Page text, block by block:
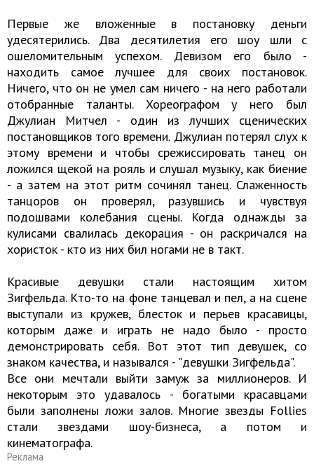
Первые же вложенные в постановку деньги
удесятерились. Два десятилетия его шоу шли с
ошеломительным успехом. Девизом его было -
находить самое лучшее для своих постановок.
Ничего, что он не умел сам ничего - на него работали
отобранные таланты. Хореографом у него был
Джулиан Митчел - один из лучших сценических
постановщиков того времени. Джулиан потерял слух к
этому времени и чтобы срежиссировать танец он
ложился щекой на рояль и слушал музыку, как биение
- а затем на этот ритм сочинял танец. Слаженность
танцоров он проверял, разувшись и чувствуя
подошвами колебания сцены. Когда однажды за
кулисами свалилась декорация - он раскричался на
хористок - кто из них бил ногами не в такт.
Красивые девушки стали настоящим хитом
Зигфельда. Кто-то на фоне танцевал и пел, а на сцене
выступали из кружев, блесток и перьев красавицы,
которым даже и играть не надо было - просто
демонстрировать себя. Вот этот тип девушек, со
знаком качества, и назывался - "девушки Зигфельда".
Все они мечтали выйти замуж за миллионеров. И
некоторым это удавалось - богатыми красавцами
были заполнены ложи залов. Многие звезды Follies
стали звездами шоу-бизнеса, а потом и
кинематографа.
Реклама